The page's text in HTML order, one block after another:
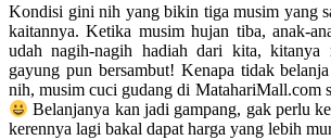
Kondisi gini nih yang bikin tiga musim yang
kaitannya. Ketika musim hujan tiba, anak-
udah nagih-nagih hadiah dari kita, kitanya
gayung pun bersambut! Kenapa tidak
nih, musim cuci gudang di MatahariMall.com
Belanjanya kan jadi gampang, gak perlu
kerennya lagi bakal dapat harga yang lebih